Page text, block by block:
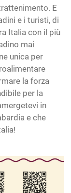
E
e i turisti, di
Italia con il più
mai
unica per
la forza
per la
in
e che